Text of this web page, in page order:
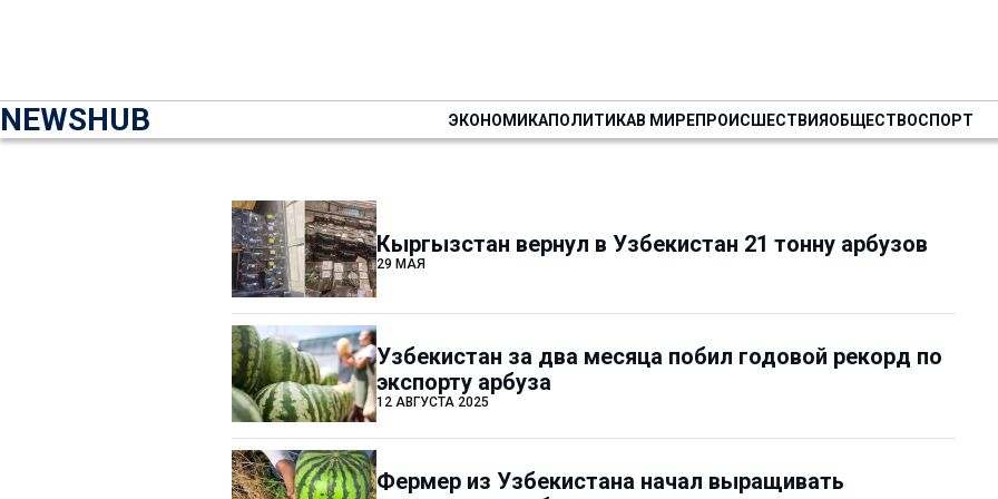
NEWSHUB ЭКОНОМИКАПОЛИТИКАВ МИРЕПРОИСШЕСТВИЯОБЩЕСТВОСПОРТ
Кыргызстан вернул в Узбекистан 21 тонну арбузов
29 МАЯ
Узбекистан за два месяца побил годовой рекорд по
экспорту арбуза
12 АВГУСТА 2025
Фермер из Узбекистана начал выращивать